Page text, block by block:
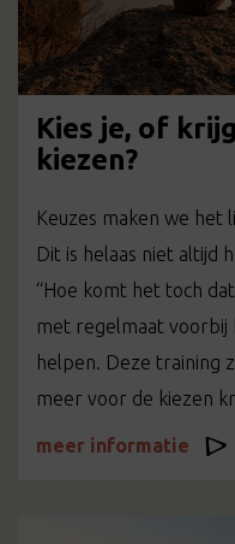
Kies je, of
kiezen?
Keuzes maken we het
Dit is helaas niet altijd
“Hoe komt het toch
met regelmaat voorbij
helpen. Deze training
meer voor de kiezen
meer informatie